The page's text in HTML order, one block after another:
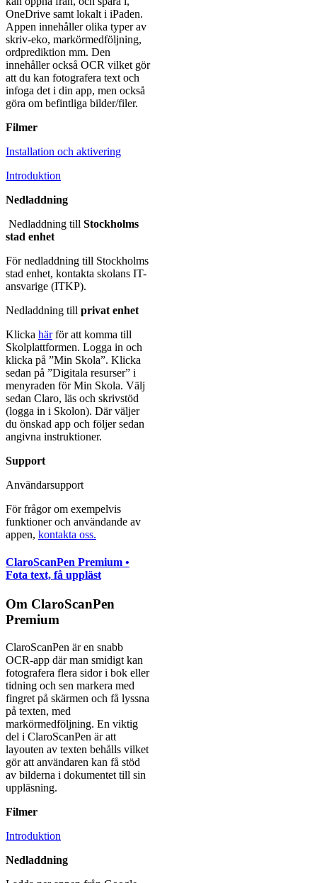
OneDrive samt lokalt i iPaden.
Appen innehåller olika typer av
skriv-eko, markörmedföljning,
ordprediktion mm. Den
innehåller också OCR vilket gör
att du kan fotografera text och
infoga det i din app, men också
göra om befintliga bilder/filer.
Filmer
Installation och aktivering
Introduktion
Nedladdning
Nedladdning till Stockholms
stad enhet
För nedladdning till Stockholms
stad enhet, kontakta skolans IT-
ansvarige (ITKP).
Nedladdning till privat enhet
Klicka härför att komma till
Skolplattformen. Logga in och
klicka på ”Min Skola”. Klicka
sedan på ”Digitala resurser” i
menyraden för Min Skola. Välj
sedan Claro, läs och skrivstöd
(logga in i Skolon). Där väljer
du önskad app och följer sedan
angivna instruktioner.
Support
Användarsupport
För frågor om exempelvis
funktioner och användande av
appen, kontakta oss.
ClaroScanPen Premium •
Fota text, få uppläst
Om ClaroScanPen
Premium
ClaroScanPen är en snabb
OCR-app där man smidigt kan
fotografera flera sidor i bok eller
tidning och sen markera med
fingret på skärmen och få lyssna
på texten, med
markörmedföljning. En viktig
del i ClaroScanPen är att
layouten av texten behålls vilket
gör att användaren kan få stöd
av bilderna i dokumentet till sin
uppläsning.
Filmer
Introduktion
Nedladdning